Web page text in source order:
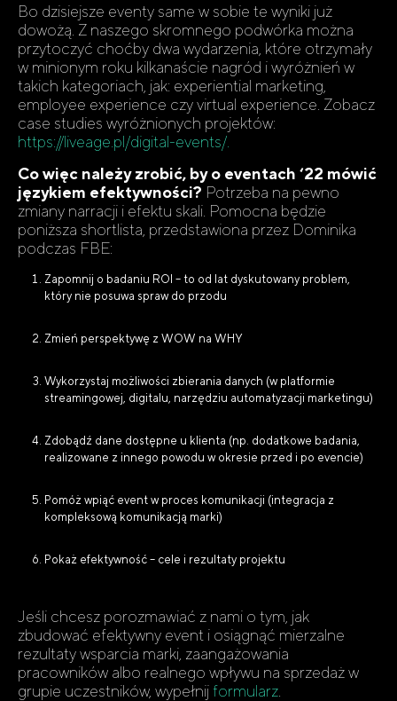
Bo dzisiejsze eventy same w sobie te wyniki już
dowożą. Z naszego skromnego podwórka można
przytoczyć choćby dwa wydarzenia, które otrzymały
w minionym roku kilkanaście nagród i wyróżnień w
takich kategoriach, jak: experiential marketing,
employee experience czy virtual experience. Zobacz
case studies wyróżnionych projektów:
https://liveage.pl/digital-events/.
Co więc należy zrobić, by o eventach ‘22 mówić
językiem efektywności? Potrzeba na pewno
zmiany narracji i efektu skali. Pomocna będzie
poniższa shortlista, przedstawiona przez Dominika
podczas FBE:
Zapomnij o badaniu ROI – to od lat dyskutowany problem,
który nie posuwa spraw do przodu
Zmień perspektywę z WOW na WHY
Wykorzystaj możliwości zbierania danych (w platformie
streamingowej, digitalu, narzędziu automatyzacji marketingu)
Zdobądź dane dostępne u klienta (np. dodatkowe badania,
realizowane z innego powodu w okresie przed i po evencie)
Pomóż wpiąć event w proces komunikacji (integracja z
kompleksową komunikacją marki)
Pokaż efektywność – cele i rezultaty projektu
Jeśli chcesz porozmawiać z nami o tym, jak
zbudować efektywny event i osiągnąć mierzalne
rezultaty wsparcia marki, zaangażowania
pracowników albo realnego wpływu na sprzedaż w
grupie uczestników, wypełnijformularz